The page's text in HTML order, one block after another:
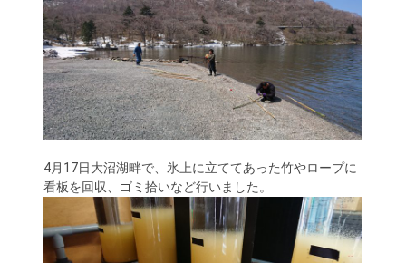
4月17日大沼湖畔で、氷上に立ててあった竹やロープに
看板を回収、ゴミ拾いなど行いました。